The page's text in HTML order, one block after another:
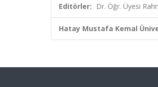
Editörler: Dr. Öğr. Üyesi
Hatay Mustafa Kemal